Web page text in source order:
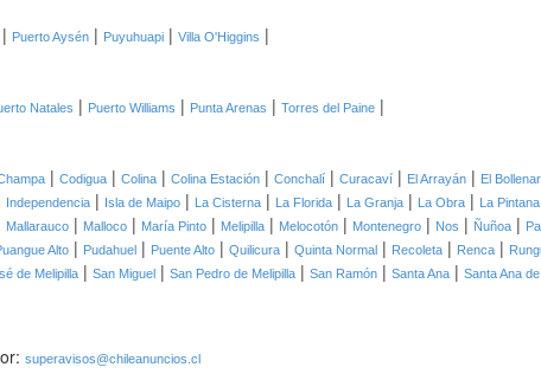
| Puerto Aysén | Puyuhuapi | Villa O'Higgins |
Natales | Puerto Williams | Punta Arenas | Torres del Paine |
| Codigua | Colina | Colina Estación | Conchalí | Curacaví | El Arrayán | El Bollenar
Independencia | Isla de Maipo | La Cisterna | La Florida | La Granja | La Obra | La Pintana
Mallarauco | Malloco | María Pinto | Melipilla | Melocotón | Montenegro | Nos | Ñuñoa |
Alto | Pudahuel | Puente Alto | Quilicura | Quinta Normal | Recoleta | Renca |
de Melipilla | San Miguel | San Pedro de Melipilla | San Ramón | Santa Ana | Santa Ana
superavisos@chileanuncios.cl